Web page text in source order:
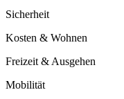
Sicherheit
Kosten & Wohnen
Freizeit & Ausgehen
Mobilität